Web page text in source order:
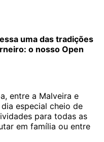
uma das tradições
o nosso Open
entre a Malveira e
especial cheio de
para todas as
em família ou entre